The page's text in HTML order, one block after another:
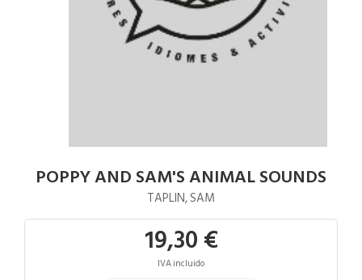
POPPY AND SAM'S ANIMAL SOUNDS
TAPLIN, SAM
19,30 €
IVA incluido